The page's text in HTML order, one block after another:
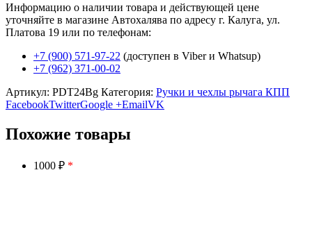
Информацию о наличии товара и действующей цене
уточняйте в магазине Автохалява по адресу г. Калуга, ул.
Платова 19 или по телефонам:
+7 (900) 571-97-22 (доступен в Viber и Whatsup)
+7 (962) 371-00-02
Артикул: PDT24Bg Категория: Ручки и чехлы рычага КПП
FacebookTwitterGoogle +EmailVK
Похожие товары
1000 ₽ *